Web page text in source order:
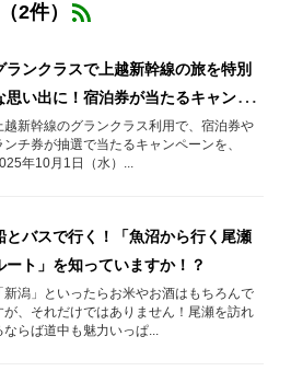
2件）
ランクラスで上越新幹線の旅を特別
思い出に！宿泊券が当たるキャンペ
ン開催！
越新幹線のグランクラス利用で、宿泊券や
ンチ券が抽選で当たるキャンペーンを、
年10月1日（水）...
とバスで行く！「魚沼から行く尾瀬
ート」を知っていますか！？
「新潟」といったらお米やお酒はもちろんで
が、それだけではありません！尾瀬を訪れ
ならば道中も魅力いっぱ...